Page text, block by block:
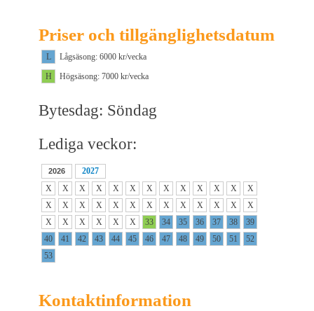
Priser och tillgänglighetsdatum
L
Lågsäsong: 6000 kr/vecka
H
Högsäsong: 7000 kr/vecka
Bytesdag: Söndag
Lediga veckor:
2026
2027
X
X X X X X X X X X X X
X
X
X X X X X X X X X X X
X
X
X X X X X 33 34 35 36 37 38
39
40
41 42 43 44 45 46 47 48 49 50 51
52
53
Kontaktinformation